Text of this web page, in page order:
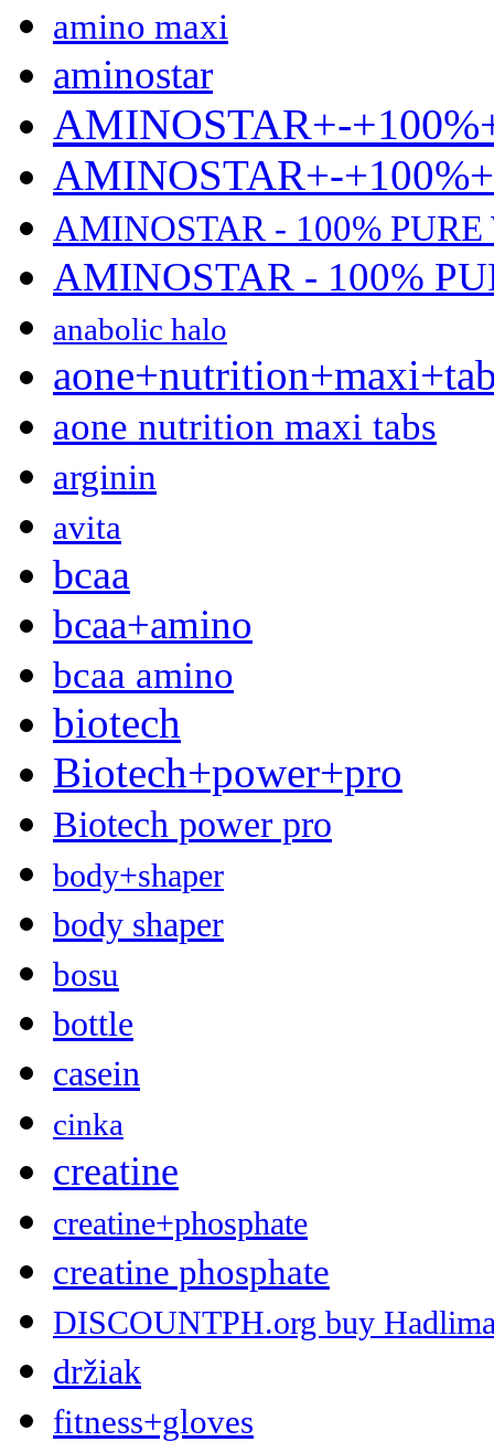
amino maxi
aminostar
AMINOSTAR+-
AMINOSTAR+-
AMINOSTAR - 100%
AMINOSTAR - 100%
anabolic halo
aone nutrition maxi tabs
arginin
avita
bcaa
bcaa+amino
bcaa amino
biotech
Biotech+power+pro
Biotech power pro
body+shaper
body shaper
bosu
bottle
casein
cinka
creatine
creatine+phosphate
creatine phosphate
DISCOUNTPH.org buy
držiak
fitness+gloves